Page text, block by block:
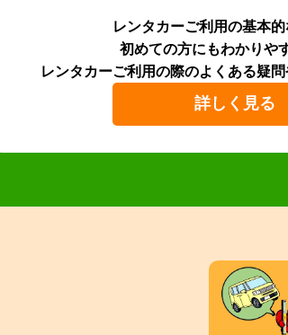
レンタカーご利用の基本
初めての方にもわかりや
レンタカーご利用の際のよくある疑問
詳しく見る